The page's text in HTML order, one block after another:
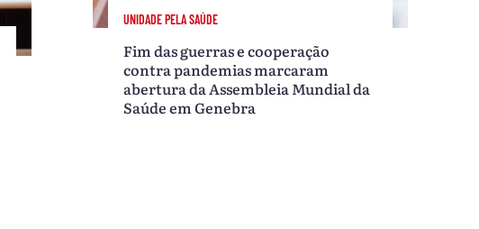
UNIDADE PELA SAÚDE
Fim das guerras e cooperação
contra pandemias marcaram
abertura da Assembleia Mundial da
Saúde em Genebra